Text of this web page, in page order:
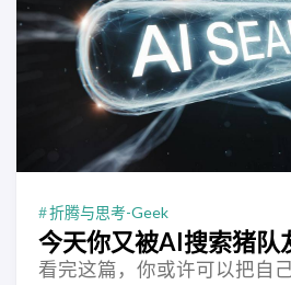
折腾与思考-Geek
今天你又被AI搜索猪队
看完这篇，你或许可以把自